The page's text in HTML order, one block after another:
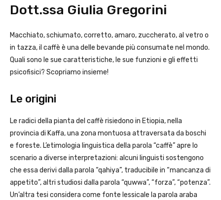
Dott.ssa Giulia Gregorini
Macchiato, schiumato, corretto, amaro, zuccherato, al vetro o
in tazza, il caffè è una delle bevande più consumate nel mondo.
Quali sono le sue caratteristiche, le sue funzioni e gli effetti
psicofisici? Scopriamo insieme!
Le origini
Le radici della pianta del caffè risiedono in Etiopia, nella
provincia di Kaffa, una zona montuosa attraversata da boschi
e foreste. L’etimologia linguistica della parola “caffè” apre lo
scenario a diverse interpretazioni: alcuni linguisti sostengono
che essa derivi dalla parola “qahiya”, traducibile in “mancanza di
appetito”, altri studiosi dalla parola “quwwa”, “forza”, “potenza”.
Un’altra tesi considera come fonte lessicale la parola araba